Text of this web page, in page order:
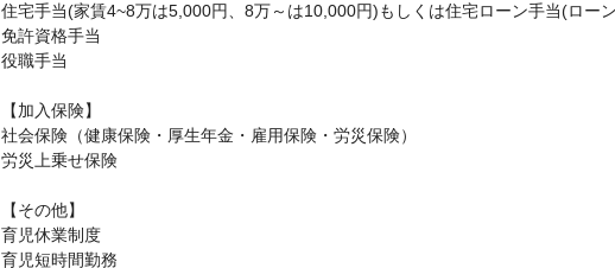
住宅手当(家賃4~8万は5,000円、8万～は10,000円)もしくは住宅ローン手当(ロー
免許資格手当
役職手当
【加入保険】
社会保険（健康保険・厚生年金・雇用保険・労災保険）
労災上乗せ保険
【その他】
育児休業制度
育児短時間勤務